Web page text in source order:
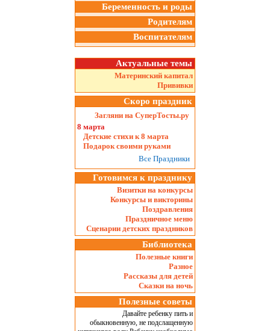
Беременность и роды
Родителям
Воспитателям
Актуальные темы
Материнский капитал
Прививки
Скоро праздник
Загляни на СуперТосты.ру
8 марта
Детские стихи к 8 марта
Подарок своими руками
Все Праздники
Готовимся к празднику
Визитки на конкурсы
Конкурсы и викторины
Поздравления
Праздничное меню
Сценарии детских праздников
Библиотека
Полезные книги
Разное
Рассказы для детей
Сказки на ночь
Полезные советы
Давайте ребенку пить и
обыкновенную, не подслащенную